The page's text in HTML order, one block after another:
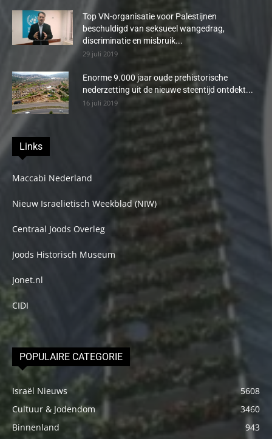
Top VN-organisatie voor Palestijnen
beschuldigd van seksueel wangedrag,
discriminatie en misbruik...
29 juli 2019
Enorme 9.000 jaar oude prehistorische
nederzetting uit de nieuwe steentijd ontdekt...
16 juli 2019
Links
Maccabi Nederland
Nieuw Israelietisch Weekblad (NIW)
Centraal Joods Overleg
Joods Historisch Museum
Jonet.nl
CIDI
POPULAIRE CATEGORIE
Israël Nieuws
5608
Cultuur & Jodendom
3460
Binnenland
943